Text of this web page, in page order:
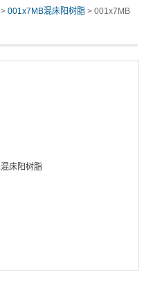
>001x7MB混床阳树脂 > 001x7MB